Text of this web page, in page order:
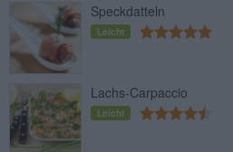
Speckdatteln
Leicht
Lachs-Carpaccio
Leicht